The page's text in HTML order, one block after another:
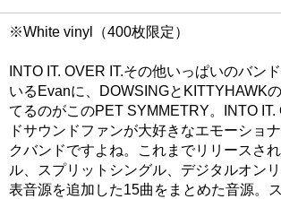
※White vinyl（400枚限定）
INTO IT. OVER IT.その他いっぱいのバン
いるEvanに、DOWSINGとKITTYHAWK
てるのがこのPET SYMMETRY。INTO IT.
ドサウンドファンが大好きなエモーショ
クバンドですよね。これまでリリースさ
ル、スプリットシングル、デジタルオン
表音源を追加した15曲をまとめた音源。